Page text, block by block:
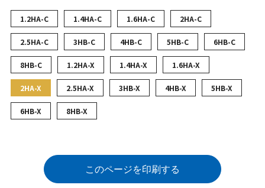
1.2HA-C 1.4HA-C 1.6HA-C 2HA-C
2.5HA-C 3HB-C 4HB-C 5HB-C 6HB-C
8HB-C 1.2HA-X 1.4HA-X 1.6HA-X
2HA-X 2.5HA-X 3HB-X 4HB-X 5HB-X
6HB-X 8HB-X
このページを印刷する